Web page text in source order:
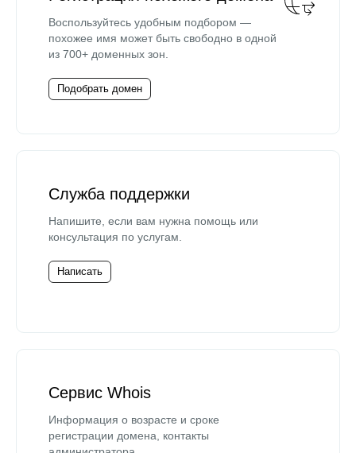
Воспользуйтесь удобным подбором —
похожее имя может быть свободно в одной
из 700+ доменных зон.
Подобрать домен
Служба поддержки
Напишите, если вам нужна помощь или
консультация по услугам.
Написать
Сервис Whois
Информация о возрасте и сроке
регистрации домена, контакты